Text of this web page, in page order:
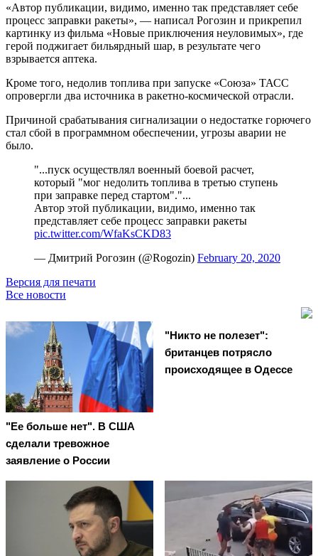
«Автор публикации, видимо, именно так представляет себе
процесс заправки ракеты», — написал Рогозин и прикрепил
картинку из фильма «Новые приключения неуловимых», где
герой поджигает бильярдный шар, в результате чего
взрывается аптека.
Кроме того, недолив топлива при запуске «Союза» ТАСС
опровергли два источника в ракетно-космической отрасли.
Причиной срабатывания сигнализации о недостатке горючего
стал сбой в программном обеспечении, угрозы аварии не
было.
"...пуск осуществлял военный боевой расчет,
который "мог недолить топлива в третью ступень
при заправке перед стартом"."...
Автор этой публикации, видимо, именно так
представляет себе процесс заправки ракеты
pic.twitter.com/WfaKsCKD83
— Дмитрий Рогозин (@Rogozin) February 20, 2020
Версия для печати
Все новости
"Ее больше нет". В США
сделали тревожное
заявление о России
"Никто не полезет":
британцев потрясло
происходящее в Одессе